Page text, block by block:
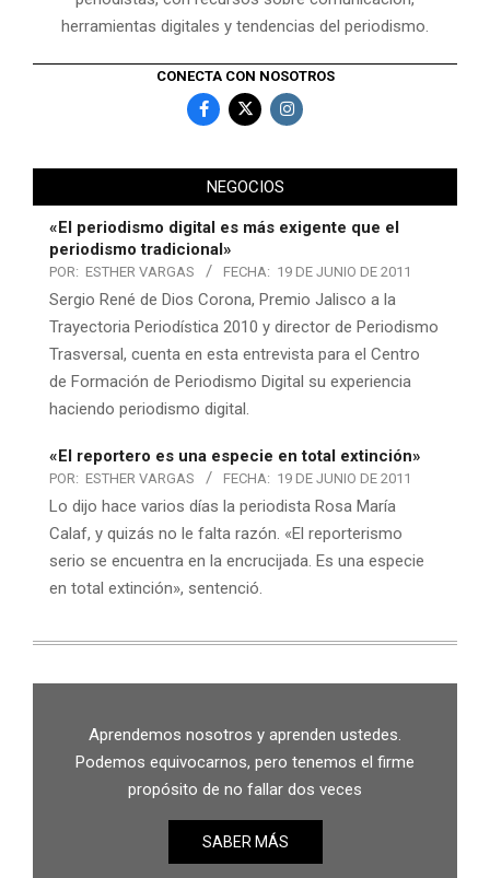
herramientas digitales y tendencias del periodismo.
CONECTA CON NOSOTROS
NEGOCIOS
«El periodismo digital es más exigente que el
periodismo tradicional»
POR: ESTHER VARGAS FECHA: 19 DE JUNIO DE 2011
Sergio René de Dios Corona, Premio Jalisco a la
Trayectoria Periodística 2010 y director de Periodismo
Trasversal, cuenta en esta entrevista para el Centro
de Formación de Periodismo Digital su experiencia
haciendo periodismo digital.
«El reportero es una especie en total extinción»
POR: ESTHER VARGAS FECHA: 19 DE JUNIO DE 2011
Lo dijo hace varios días la periodista Rosa María
Calaf, y quizás no le falta razón. «El reporterismo
serio se encuentra en la encrucijada. Es una especie
en total extinción», sentenció.
Aprendemos nosotros y aprenden ustedes.
Podemos equivocarnos, pero tenemos el firme
propósito de no fallar dos veces
SABER MÁS